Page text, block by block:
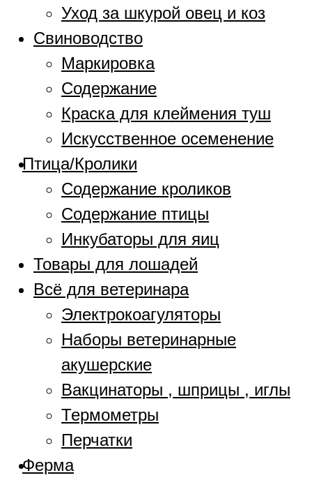
Уход за шкурой овец и коз
Свиноводство
Маркировка
Содержание
Краска для клеймения туш
Искусственное осеменение
Птица/Кролики
Содержание кроликов
Содержание птицы
Инкубаторы для яиц
Товары для лошадей
Всё для ветеринара
Электрокоагуляторы
Наборы ветеринарные
акушерские
Вакцинаторы , шприцы , иглы
Термометры
Перчатки
Ферма